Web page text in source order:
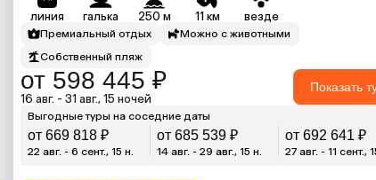
линия галька 250 м 11 км везде
Премиальный отдых
Можно с животными
Собственный пляж
от 598 445 ₽
16 авг. - 31 авг., 15 ночей
Показать
Выгодные туры на соседние даты
от 669 818 ₽
22 авг. - 6 сент., 15 н.
от 685 539 ₽
14 авг. - 29 авг., 15 н.
от 692 641 ₽
27 авг. - 11 сент.,